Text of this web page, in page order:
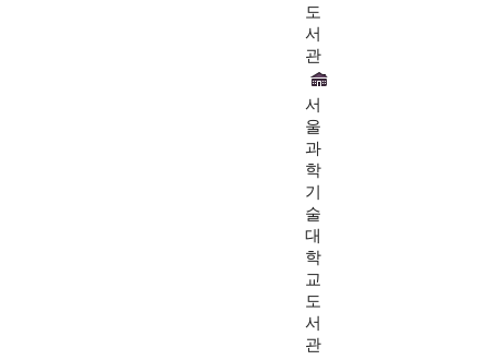
도
서
관
서
울
과
학
기
술
대
학
교
도
서
관